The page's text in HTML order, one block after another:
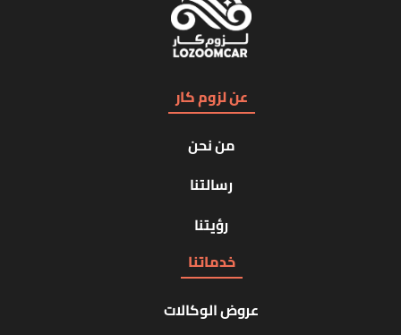
عن لزوم كار
من نحن
رسالتنا
رؤيتنا
خدماتنا
عروض الوكالات